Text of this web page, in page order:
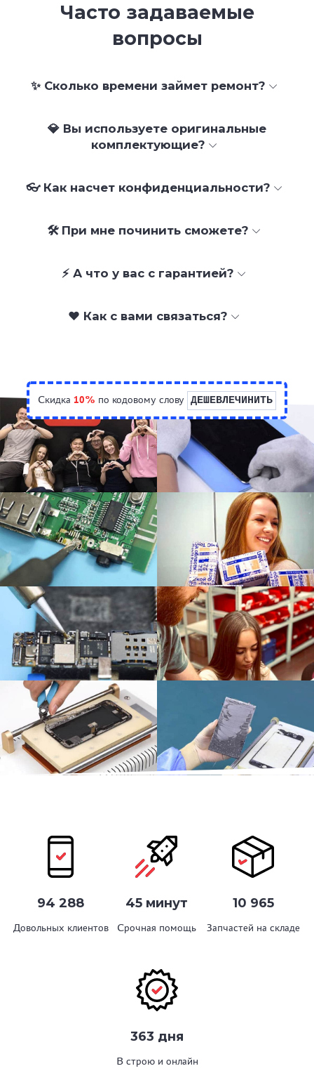
Часто задаваемые
вопросы
✨ Сколько времени займет ремонт?
💎 Вы используете оригинальные
комплектующие?
👓 Как насчет конфиденциальности?
🛠 При мне починить сможете?
⚡ А что у вас с гарантией?
❤️ Как с вами связаться?
Скидка 10% по кодовому слову ДЕШЕВЛЕЧИНИТЬ
94 288
Довольных клиентов
45 минут
Срочная помощь
10 965
Запчастей на складе
363 дня
В строю и онлайн